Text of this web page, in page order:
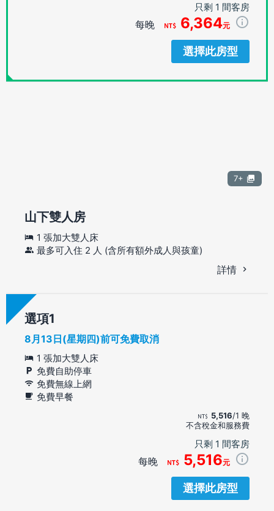
只剩 1 間客房
每晚 6,364元
選擇此房型
7+
山下雙人房
1 張加大雙人床
最多可入住 2 人 (含所有額外成人與孩童)
詳情
選項
8月13日(星期四)前可免費取消
1 張加大雙人床
免費自助停車
免費無線上網
免費早餐
5,516/1 晚
不含稅金和服務費
只剩 1 間客房
每晚 5,516元
選擇此房型